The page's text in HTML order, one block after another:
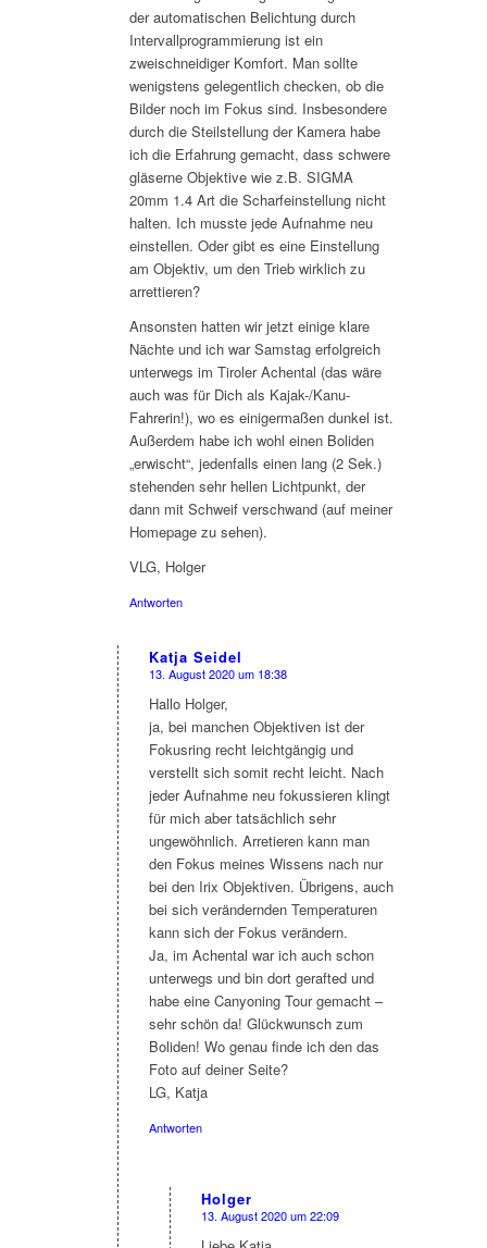
der automatischen Belichtung durch
Intervallprogrammierung ist ein
zweischneidiger Komfort. Man sollte
wenigstens gelegentlich checken, ob die
Bilder noch im Fokus sind. Insbesondere
durch die Steilstellung der Kamera habe
ich die Erfahrung gemacht, dass schwere
gläserne Objektive wie z.B. SIGMA
20mm 1.4 Art die Scharfeinstellung nicht
halten. Ich musste jede Aufnahme neu
einstellen. Oder gibt es eine Einstellung
am Objektiv, um den Trieb wirklich zu
arrettieren?
Ansonsten hatten wir jetzt einige klare
Nächte und ich war Samstag erfolgreich
unterwegs im Tiroler Achental (das wäre
auch was für Dich als Kajak-/Kanu-
Fahrerin!), wo es einigermaßen dunkel ist.
Außerdem habe ich wohl einen Boliden
„erwischt“, jedenfalls einen lang (2 Sek.)
stehenden sehr hellen Lichtpunkt, der
dann mit Schweif verschwand (auf meiner
Homepage zu sehen).
VLG, Holger
Antworten
Katja Seidel
sagte:
13. August 2020 um 18:38
Hallo Holger,
ja, bei manchen Objektiven ist der
Fokusring recht leichtgängig und
verstellt sich somit recht leicht. Nach
jeder Aufnahme neu fokussieren klingt
für mich aber tatsächlich sehr
ungewöhnlich. Arretieren kann man
den Fokus meines Wissens nach nur
bei den Irix Objektiven. Übrigens, auch
bei sich verändernden Temperaturen
kann sich der Fokus verändern.
Ja, im Achental war ich auch schon
unterwegs und bin dort gerafted und
habe eine Canyoning Tour gemacht –
sehr schön da! Glückwunsch zum
Boliden! Wo genau finde ich den das
Foto auf deiner Seite?
LG, Katja
Antworten
Holger
sagte:
13. August 2020 um 22:09